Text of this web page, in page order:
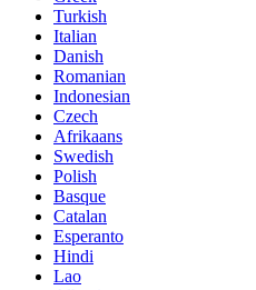
Turkish
Italian
Danish
Romanian
Indonesian
Czech
Afrikaans
Swedish
Polish
Basque
Catalan
Esperanto
Hindi
Lao